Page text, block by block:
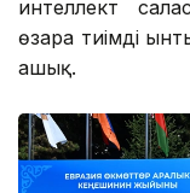
интеллект
өзара тиімді
ашық.